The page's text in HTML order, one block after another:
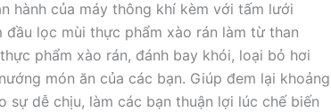
hành của máy thông khí kèm với tấm lưới
lọc mùi thực phẩm xào rán làm từ than
phẩm xào rán, đánh bay khói, loại bỏ hơi
món ăn của các bạn. Giúp đem lại khoảng
sự dễ chịu, làm các bạn thuận lợi lúc chế biến